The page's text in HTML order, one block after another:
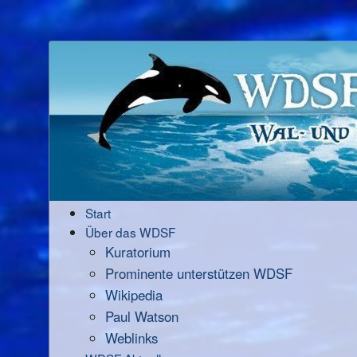
Start
Über das WDSF
Kuratorium
Prominente unterstützen WDSF
Wikipedia
Paul Watson
Weblinks